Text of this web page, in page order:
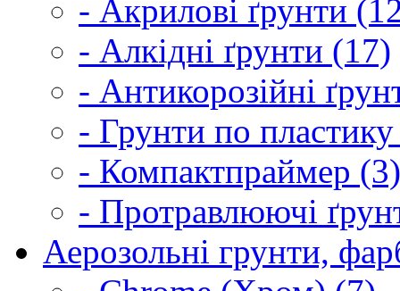
- Акрилові ґрунти
- Алкідні ґрунти (17)
- Антикорозійні
- Грунти по
- Компактпраймер (3)
- Протравлюючі
Аерозольні грунти,